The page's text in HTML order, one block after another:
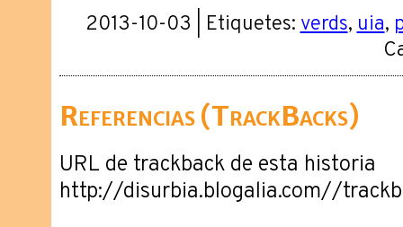
2013-10-03 | Etiquetes:verds,uia,
Referencias (TrackBacks)
URL de trackback de esta historia
http://disurbia.blogalia.com//